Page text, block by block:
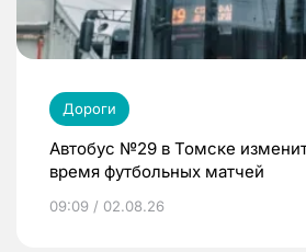
Дороги
Автобус №29 в Томске
время футбольных матчей
09:09 / 02.08.26